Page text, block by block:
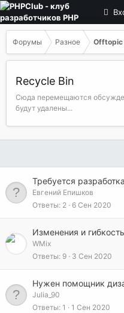
Форумы Разное Offtopic
Recycle Bin
Сюда перемещаются
будут удалены...
Требуется
Евгений Епишков
Ответы 2 6 Сен 2020
Изменения и
WMix
Ответы 9 3 Сен 2020
Нужен помощник
Julia_90
Ответы 1 1 Сен 2020